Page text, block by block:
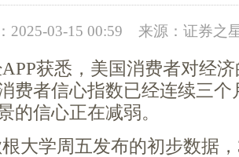
2025-03-15 00:59 来源：证券之
获悉，美国消费者对经
费者信心指数已经连续三
的信心正在减弱。
大学周五发布的初步数据